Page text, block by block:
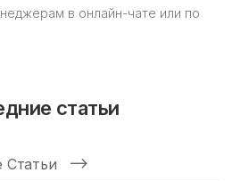
в онлайн-чате или по
статьи
Статьи